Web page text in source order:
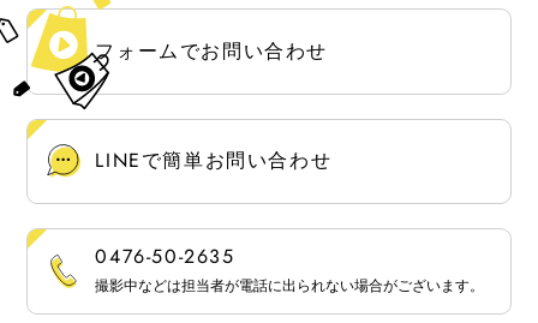
フォームでお問い合わせ
LINEで簡単お問い合わせ
0476-50-2635
撮影中などは担当者が電話に出られない場合がございます。